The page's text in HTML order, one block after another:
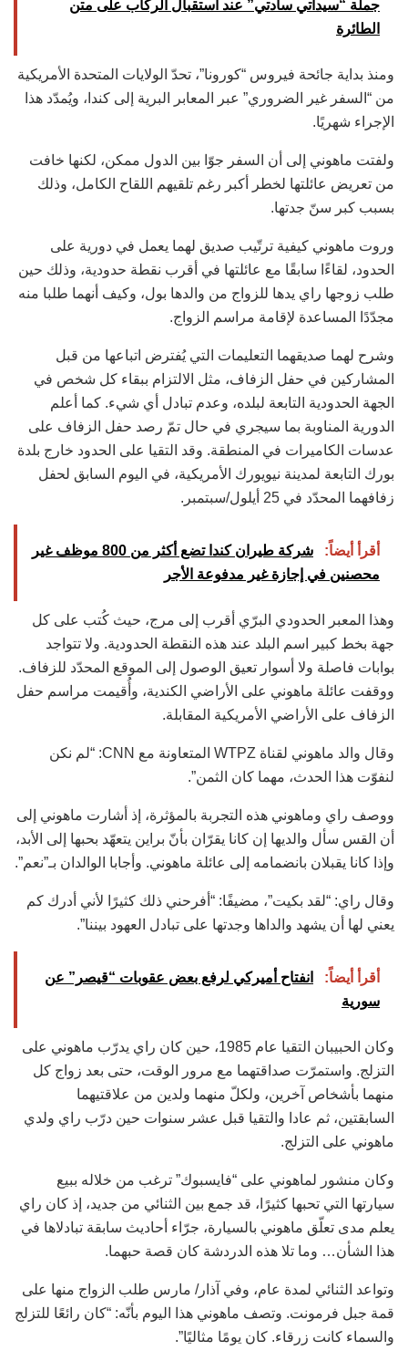
جملة “سيداتي سادتي” عند استقبال الركاب على متن
الطائرة
ومنذ بداية جائحة فيروس “كورونا”، تحدّ الولايات المتحدة الأمريكية
من “السفر غير الضروري” عبر المعابر البرية إلى كندا، ويُمدّد هذا
الإجراء شهريًا.
ولفتت ماهوني إلى أن السفر جوّا بين الدول ممكن، لكنها خافت
من تعريض عائلتها لخطر أكبر رغم تلقيهم اللقاح الكامل، وذلك
بسبب كبر سنّ جدتها.
وروت ماهوني كيفية ترتّيب صديق لهما يعمل في دورية على
الحدود، لقاءًا سابقًا مع عائلتها في أقرب نقطة حدودية، وذلك حين
طلب زوجها راي يدها للزواج من والدها بول، وكيف أنهما طلبا منه
مجدّدًا المساعدة لإقامة مراسم الزواج.
وشرح لهما صديقهما التعليمات التي يُفترض اتباعها من قبل
المشاركين في حفل الزفاف، مثل الالتزام ببقاء كل شخص في
الجهة الحدودية التابعة لبلده، وعدم تبادل أي شيء. كما أعلم
الدورية المناوبة بما سيجري في حال تمّ رصد حفل الزفاف على
عدسات الكاميرات في المنطقة. وقد التقيا على الحدود خارج بلدة
بورك التابعة لمدينة نيويورك الأمريكية، في اليوم السابق لحفل
زفافهما المحدّد في 25 أيلول/سبتمبر.
أقرأ أيضاً:
شركة طيران كندا تضع أكثر من 800 موظف غير
محصنين في إجازة غير مدفوعة الأجر
وهذا المعبر الحدودي البرّي أقرب إلى مرج، حيث كُتب على كل
جهة بخط كبير اسم البلد عند هذه النقطة الحدودية. ولا تتواجد
بوابات فاصلة ولا أسوار تعيق الوصول إلى الموقع المحدّد للزفاف.
ووقفت عائلة ماهوني على الأراضي الكندية، وأُقيمت مراسم حفل
الزفاف على الأراضي الأمريكية المقابلة.
وقال والد ماهوني لقناة WTPZ المتعاونة مع CNN: “لم نكن
لنفوّت هذا الحدث، مهما كان الثمن”.
ووصف راي وماهوني هذه التجربة بالمؤثرة، إذ أشارت ماهوني إلى
أن القس سأل والديها إن كانا يقرّان بأنّ براين يتعهّد بحبها إلى الأبد،
وإذا كانا يقبلان بانضمامه إلى عائلة ماهوني. وأجابا الوالدان بـ”نعم”.
وقال راي: “لقد بكيت”، مضيفًا: “أفرحني ذلك كثيرًا لأني أدرك كم
يعني لها أن يشهد والداها وجدتها على تبادل العهود بيننا”.
أقرأ أيضاً:
انفتاح أميركي لرفع بعض عقوبات “قيصر” عن
سورية
وكان الحبيبان التقيا عام 1985، حين كان راي يدرّب ماهوني على
التزلج. واستمرّت صداقتهما مع مرور الوقت، حتى بعد زواج كل
منهما بأشخاص آخرين، ولكلّ منهما ولدين من علاقتيهما
السابقتين، ثم عادا والتقيا قبل عشر سنوات حين درّب راي ولدي
ماهوني على التزلج.
وكان منشور لماهوني على “فايسبوك” ترغب من خلاله ببيع
سيارتها التي تحبها كثيرًا، قد جمع بين الثنائي من جديد، إذ كان راي
يعلم مدى تعلّق ماهوني بالسيارة، جرّاء أحاديث سابقة تبادلاها في
هذا الشأن… وما تلا هذه الدردشة كان قصة حبهما.
وتواعد الثنائي لمدة عام، وفي آذار/ مارس طلب الزواج منها على
قمة جبل فرمونت. وتصف ماهوني هذا اليوم بأنّه: “كان رائعًا للتزلج
والسماء كانت زرقاء. كان يومًا مثاليًا”.